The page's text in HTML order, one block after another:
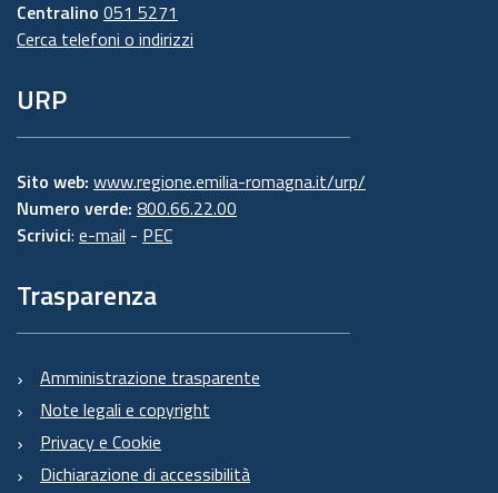
Centralino 051 5271
Cerca telefoni o indirizzi
URP
Sito web: www.regione.emilia-romagna.it/urp/
Numero verde: 800.66.22.00
Scrivici: e-mail - PEC
Trasparenza
Amministrazione trasparente
Note legali e copyright
Privacy e Cookie
Dichiarazione di accessibilità